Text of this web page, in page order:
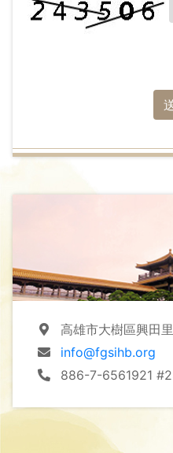
高雄市大樹區興田
info@fgsihb.org
886-7-6561921